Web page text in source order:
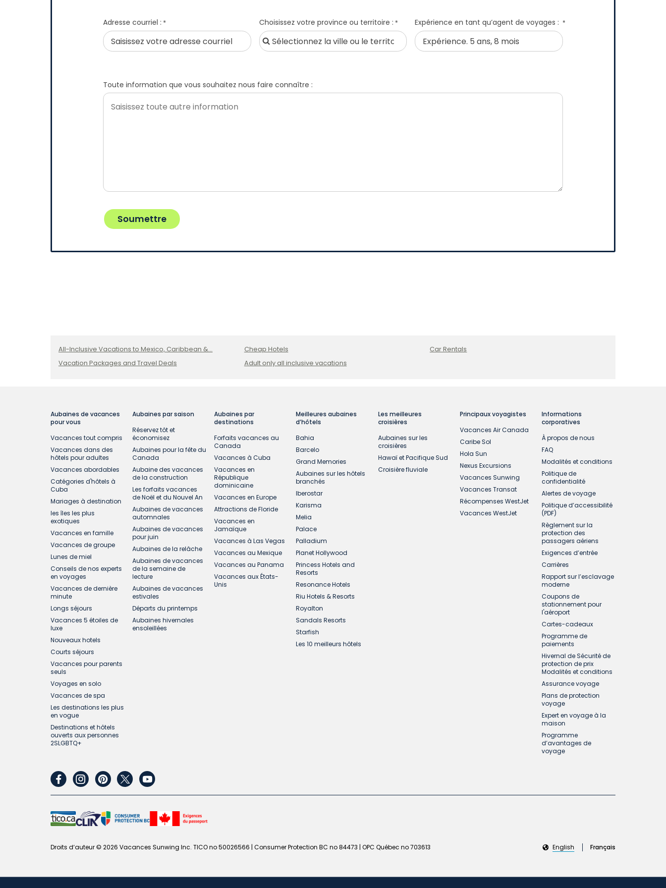
All-Inclusive Vacations to Mexico, Caribbean &...
Vacation Packages and Travel Deals
Cheap Hotels
Adult only all inclusive vacations
Car Rentals
Aubaines de vacances
pour vous
Vacances tout compris
Vacances dans des
hôtels pour adultes
Vacances abordables
Catégories d'hôtels à
Cuba
Mariages à destination
les îles les plus
exotiques
Vacances en famille
Vacances de groupe
Lunes de miel
Conseils de nos experts
en voyages
Vacances de dernière
minute
Longs séjours
Vacances 5 étoiles de
luxe
Nouveaux hotels
Courts séjours
Vacances pour parents
seuls
Voyages en solo
Vacances de spa
Les destinations les plus
en vogue
Destinations et hôtels
ouverts aux personnes
2SLGBTQ+
Aubaines par saison
Réservez tôt et
économisez
Aubaines pour la fête du
Canada
Aubaine des vacances
de la construction
Les forfaits vacances
de Noël et du Nouvel An
Aubaines de vacances
automnales
Aubaines de vacances
pour juin
Aubaines de la relâche
Aubaines de vacances
de la semaine de
lecture
Aubaines de vacances
estivales
Départs du printemps
Aubaines hivernales
ensoleillées
Aubaines par
destinations
Forfaits vacances au
Canada
Vacances à Cuba
Vacances en
République
dominicaine
Vacances en Europe
Attractions de Floride
Vacances en
Jamaïque
Vacances à Las Vegas
Vacances au Mexique
Vacances au Panama
Vacances aux États-
Unis
Meilleures aubaines
d’hôtels
Bahia
Barcelo
Grand Memories
Aubaines sur les hôtels
branchés
Iberostar
Karisma
Melia
Palace
Palladium
Planet Hollywood
Princess Hotels and
Resorts
Resonance Hotels
Riu Hotels & Resorts
Royalton
Sandals Resorts
Starfish
Les 10 meilleurs hôtels
Les meilleures
croisières
Aubaines sur les
croisières
Hawaï et Pacifique Sud
Croisière fluviale
Principaux voyagistes
Vacances Air Canada
Caribe Sol
Hola Sun
Nexus Excursions
Vacances Sunwing
Vacances Transat
Récompenses WestJet
Vacances WestJet
Informations
corporatives
À propos de nous
FAQ
Modalités et conditions
Politique de
confidentialité
Alertes de voyage
Politique d’accessibilité
(PDF)
Règlement sur la
protection des
passagers aériens
Exigences d’entrée
Carrières
Rapport sur l’esclavage
moderne
Coupons de
stationnement pour
l'aéroport
Cartes-cadeaux
Programme de
paiements
Hivernal de Sécurité de
protection de prix
Modalités et conditions
Assurance voyage
Plans de protection
voyage
Expert en voyage à la
maison
Programme
d’avantages de
voyage
facebookinstagram
pinterest
twitteryoutube
Droits d‘auteur © 2026 Vacances Sunwing Inc. TICO no 50026566 | Consumer Protection BC no 84473 | OPC Québec no 703613 English Français